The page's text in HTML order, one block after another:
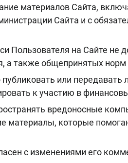
материалов Сайта,
Сайта и с
Пользователя на Сайте не
а также общепринятых норм
или
к участию в
вредоносные
материалы, которые
с изменениями его